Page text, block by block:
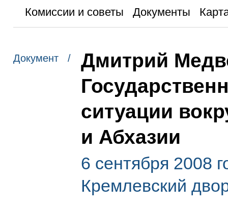
Комиссии и советы
Документы
Документ /
Дмитрий
ситуации
и Абхазии
6 сентября 2008
Кремлевский